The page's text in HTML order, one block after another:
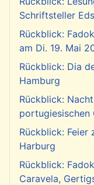
Schriftsteller
Rückblick:
am Di. 19. Mai
Rückblick: Dia
Hamburg
Rückblick:
portugiesischen
Rückblick: Feier
Harburg
Rückblick:
Caravela,